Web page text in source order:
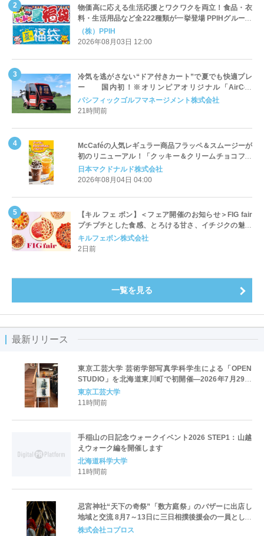
物価高に応える生活応援とワクワクを両立！食品・衣
料・生活用品など全222種類が一挙登場 PPIHグループ
「夏福袋」＆セール 8月6日(木)より順次スタート
（株）PPIH
2026年08月03日 12:00
冷気を逃がさない“ドア付きカート”で夏でも快適プレ
ー 国内初！※オリンピアオリジナル「AirCon
Cart（エアコンカート）」導入 | ＰＧＭ
パシフィックゴルフマネージメント株式会社
21時間前
McCaféの人気レギュラー商品フラッペ＆スムージーが
初のリニューアル！「クッキー＆クリームチョコフラ
ッペ」「マンゴースムージー」8月5日（水）から販売
開始
日本マクドナルド株式会社
2026年08月04日 04:00
【キル フェ ボン】＜フェア開催のお知らせ＞FIG fair
プチプチとした食感、とろける甘さ、イチジクの魅力
をたっぷりと。新作を含め、イチジク尽くしの全4種が
登場8月20日（木）スタート
キルフェボン株式会社
2日前
一覧を見る
最新リリース
東京工芸大学 芸術学部写真学科学生による「OPEN
STUDIO」を北海道東川町で初開催―2026年7月29日
（水）から8月23日（日）―
東京工芸大学
11時間前
手稲山の日記念ウォークイベント2026 STEP1：山越
えウォーク編を開催します
北海道科学大学
11時間前
忌宮神社“天下の奇祭”「数方庭祭」のバザーに出店し
地域と交流 8月7～13日に三日相撲後援会の一員として
参加
株式会社コプロス